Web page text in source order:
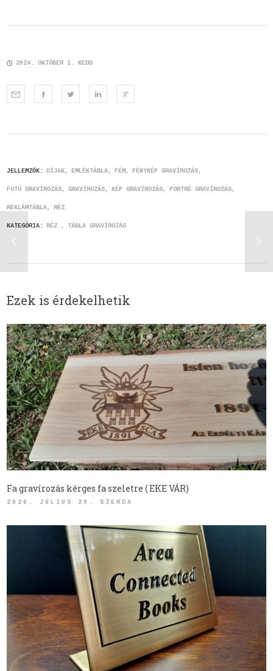
2024. OKTÓBER 1. KEDD
JELLEMZŐK: DÍJAK EMLÉKTÁBLA FÉM FÉNYKÉP GRAVÍROZÁS
FOTÓ GRAVÍROZÁS GRAVÍROZÁS KÉP GRAVÍROZÁS PORTRÉ GRAVÍROZÁS
REKLÁMTÁBLA RÉZ
KATEGÓRIA: RÉZ TÁBLA GRAVÍROZÁS
Ezek is érdekelhetik
Fa gravírozás kérges fa szeletre ( EKE VÁR)
2026. JÚLIUS 29. SZERDA